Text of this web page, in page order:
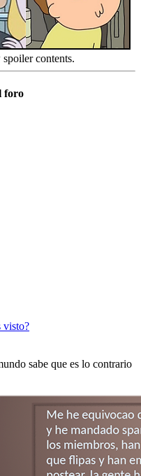
contents.
visto?
sabe que es lo contrario